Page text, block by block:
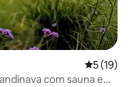
5 de uma
5 (19)
com sauna e